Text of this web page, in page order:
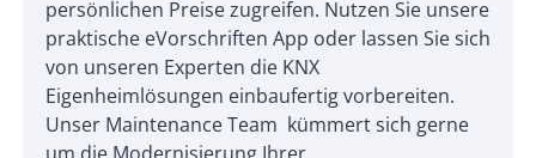
persönlichen Preise zugreifen. Nutzen Sie unsere
praktische eVorschriften App oder lassen Sie sich
von unseren Experten die KNX
Eigenheimlösungen einbaufertig vorbereiten.
Unser Maintenance Team kümmert sich gerne